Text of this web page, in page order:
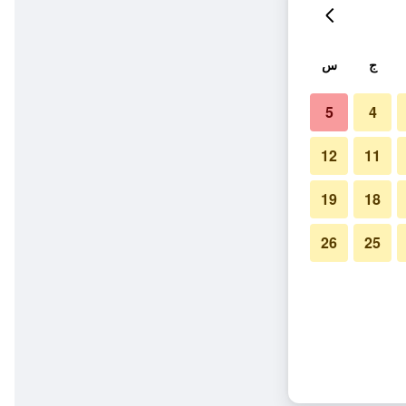
ج س
4
5
11
12
18
19
25
26